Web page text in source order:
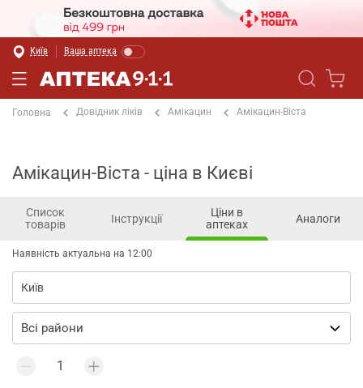
Київ Ваша аптека
Головна Довідник ліків Амікацин Амікацин-Віста
Амікацин-Віста - ціна в Києві
Список
товарів
Інструкції
Ціни в
аптеках
Аналоги
Наявність актуальна на 12:00